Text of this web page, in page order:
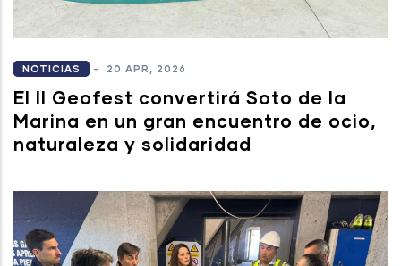
NOTICIAS - 20 APR, 2026
El II Geofest convertirá Soto de la
Marina en un gran encuentro de ocio,
naturaleza y solidaridad